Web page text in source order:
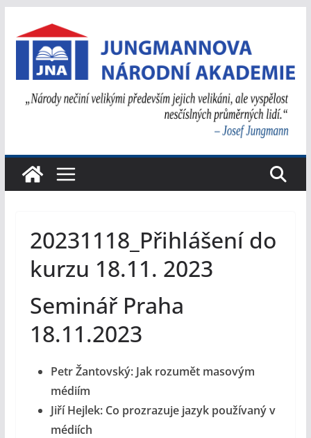
na
obsah
20231118_Přihlášení do
kurzu 18.11. 2023
Seminář Praha
18.11.2023
Petr Žantovský: Jak rozumět masovým
médiím
Jiří Hejlek: Co prozrazuje jazyk používaný v
médiích